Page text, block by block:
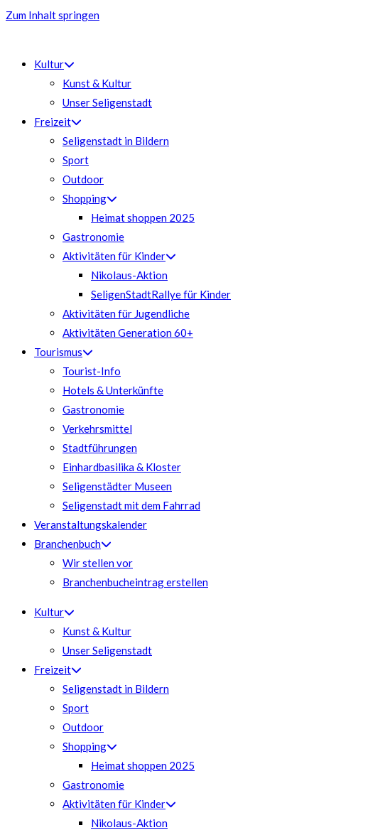
Zum Inhalt springen
Kultur
Kunst & Kultur
Unser Seligenstadt
Freizeit
Seligenstadt in Bildern
Sport
Outdoor
Shopping
Heimat shoppen 2025
Gastronomie
Aktivitäten für Kinder
Nikolaus-Aktion
SeligenStadtRallye für Kinder
Aktivitäten für Jugendliche
Aktivitäten Generation 60+
Tourismus
Tourist-Info
Hotels & Unterkünfte
Gastronomie
Verkehrsmittel
Stadtführungen
Einhardbasilika & Kloster
Seligenstädter Museen
Seligenstadt mit dem Fahrrad
Veranstaltungskalender
Branchenbuch
Wir stellen vor
Branchenbucheintrag erstellen
Kultur
Kunst & Kultur
Unser Seligenstadt
Freizeit
Seligenstadt in Bildern
Sport
Outdoor
Shopping
Heimat shoppen 2025
Gastronomie
Aktivitäten für Kinder
Nikolaus-Aktion